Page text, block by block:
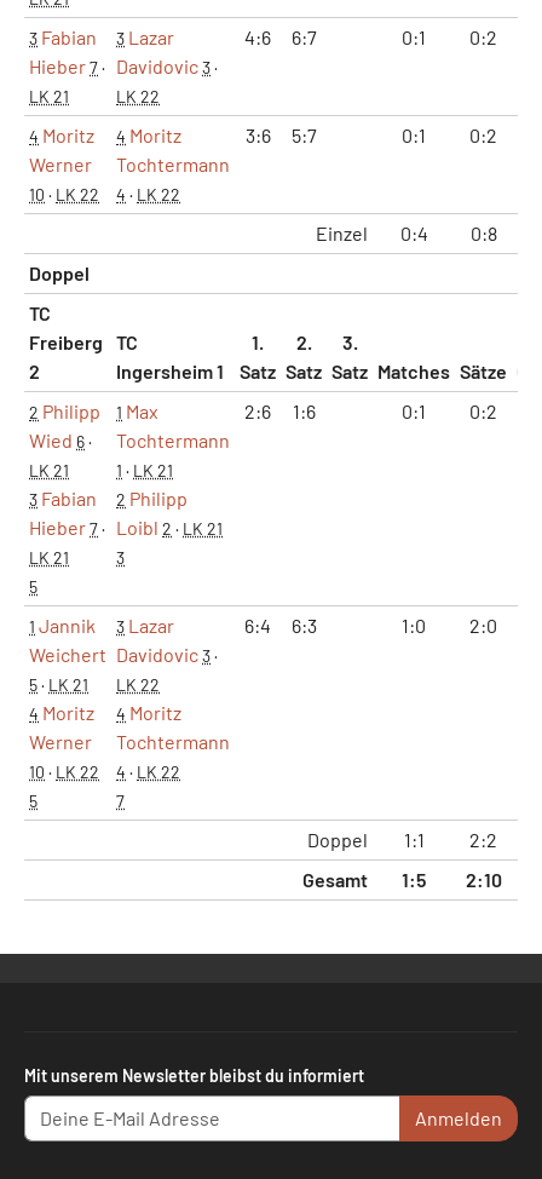
3 Fabian
Hieber7·
LK 21
3 Lazar
Davidovic3·
LK 22
4:6 6:7 0:1 0:2
4 Moritz
Werner
10 · LK 22
4 Moritz
Tochtermann
4 · LK 22
3:6 5:7 0:1 0:2
Einzel 0:4 0:8
Doppel
TC
Freiberg
2
TC
Ingersheim 1
1.
Satz
2.
Satz
3.
Satz Matches Sätze
2 Philipp
Wied 6·
LK 21
3 Fabian
Hieber7·
LK 21
5
1 Max
Tochtermann
1 · LK 21
2 Philipp
Loibl 2 · LK 21
3
2:6 1:6 0:1 0:2
1 Jannik
Weichert
5· LK 21
4 Moritz
Werner
10 · LK 22
5
3 Lazar
Davidovic3·
LK 22
4 Moritz
Tochtermann
4 · LK 22
7
6:4 6:3 1:0 2:0
Doppel 1:1 2:2
Gesamt
1:5 2:10
Mit unserem Newsletter bleibst du informiert
Anmelden